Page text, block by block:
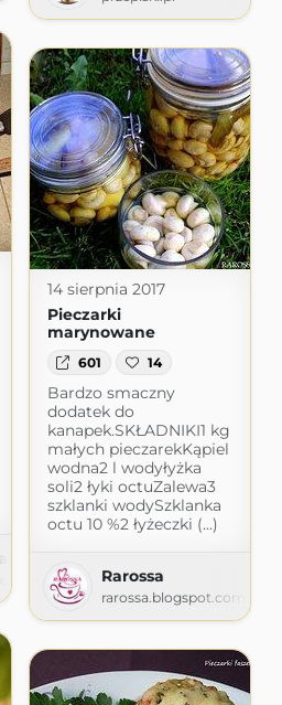
Izabelli
14 sierpnia 2017
Pieczarki
marynowane
601 14
Bardzo smaczny
dodatek do
kanapek.SKŁADNIKI1 kg
małych pieczarekKąpiel
wodna2 l wodyłyżka
soli2 łyki octuZalewa3
szklanki wodySzklanka
octu 10 %2 łyżeczki (...)
Rarossa
rarossa.blogspot.com